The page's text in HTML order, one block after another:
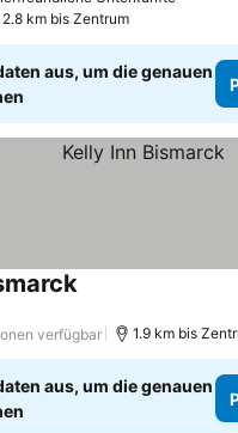
2.8 km bis Zentrum
aus, um die genauen
Preise sehen
verfügbar 1.9 km bis
aus, um die genauen